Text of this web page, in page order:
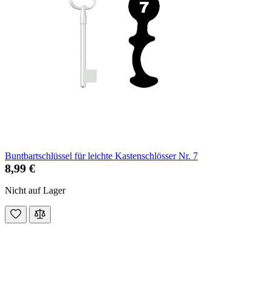
Buntbartschlüssel für leichte Kastenschlösser Nr. 7
8,99 €
Nicht auf Lager